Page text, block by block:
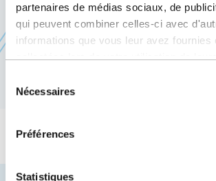
partenaires de médias sociaux, de
qui peuvent combiner celles-ci avec
informations que vous leur avez fournies
collectées lors de votre utilisation de
Nécessaires
Préférences
Statistiques
2026, organisé par lePavillon
physique et des sports de